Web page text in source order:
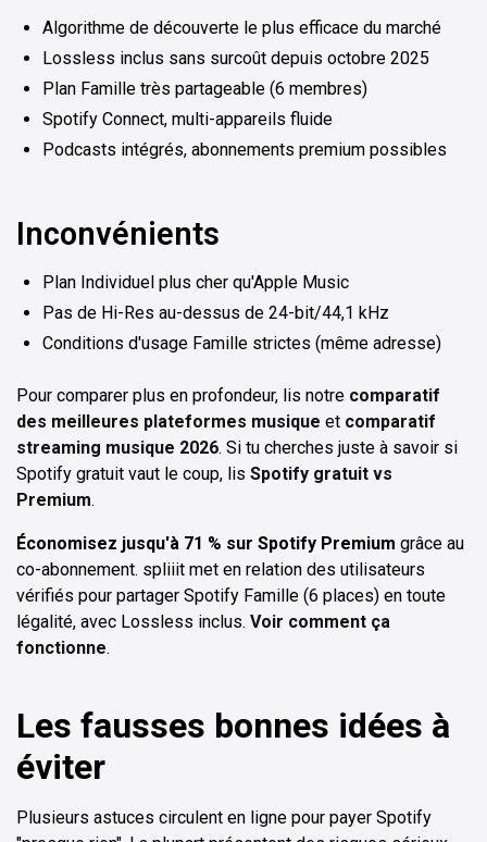
Algorithme de découverte le plus efficace du marché
Lossless inclus sans surcoût depuis octobre 2025
Plan Famille très partageable (6 membres)
Spotify Connect, multi-appareils fluide
Podcasts intégrés, abonnements premium possibles
Inconvénients
Plan Individuel plus cher qu'Apple Music
Pas de Hi-Res au-dessus de 24-bit/44,1 kHz
Conditions d'usage Famille strictes (même adresse)
Pour comparer plus en profondeur, lis notre comparatif
des meilleures plateformes musique et comparatif
streaming musique 2026. Si tu cherches juste à savoir si
Spotify gratuit vaut le coup, lis Spotify gratuit vs
Premium.
Économisez jusqu'à 71 % sur Spotify Premium grâce au
co-abonnement. spliiit met en relation des utilisateurs
vérifiés pour partager Spotify Famille (6 places) en toute
légalité, avec Lossless inclus. Voir comment ça
fonctionne.
Les fausses bonnes idées à
éviter
Plusieurs astuces circulent en ligne pour payer Spotify